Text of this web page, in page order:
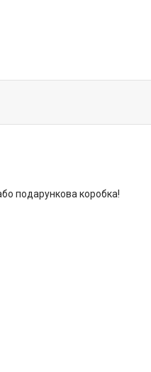
подарункова коробка!